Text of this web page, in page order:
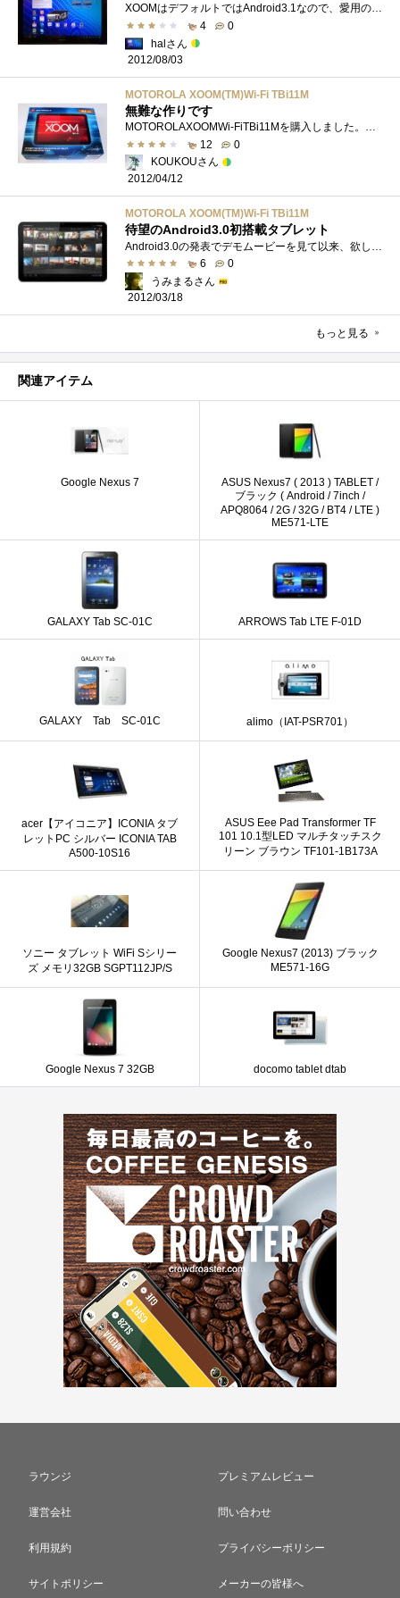
XOOMはデフォルトではAndroid3.1なので、愛用のブラクザChromeが使えません。OSアップデート後にFlashが使用できなくなることがあるようですが、ブッ�...
4
0
halさん
2012/08/03
MOTOROLA XOOM(TM)Wi-Fi TBi11M
無難な作りです
MOTOROLAXOOMWi-FiTBi11Mを購入しました。可もなく不可もなく無難な作りになってます。3Gには対応してなく、Wi-Fi専用です。良い点・HD動画が変換無しで...
12
0
KOUKOUさん
2012/04/12
MOTOROLA XOOM(TM)Wi-Fi TBi11M
待望のAndroid3.0初搭載タブレット
6
0
うみまるさん
2012/03/18
もっと見る
関連アイテム
Google Nexus 7
ASUS Nexus7 ( 2013 ) TABLET /
ブラック ( Android / 7inch /
APQ8064 / 2G / 32G / BT4 / LTE )
ME571-LTE
GALAXY Tab SC-01C ARROWS Tab LTE F-01D
GALAXY Tab SC-01C alimo（IAT-PSR701）
acer【アイコニア】ICONIA タブ
レットPC シルバー ICONIA TAB
A500-10S16
ASUS Eee Pad Transformer TF
101 10.1型LED マルチタッチスク
リーン ブラウン TF101-1B173A
ソニー タブレット WiFi Sシリー
ズ メモリ32GB SGPT112JP/S
Google Nexus7 (2013) ブラック
ME571-16G
Google Nexus 7 32GB docomo tablet dtab
ラウンジ プレミアムレビュー
運営会社 問い合わせ
利用規約 プライバシーポリシー
サイトポリシー メーカーの皆様へ